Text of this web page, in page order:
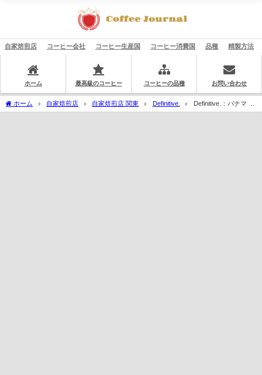
自家焙煎店 コーヒー会社 コーヒー生産国 コーヒー消費国 品種 精製方法
ホーム 最高級のコーヒー コーヒーの品種 お問い合わせ
ホーム 自家焙煎店 自家焙煎店 関東 Definitive.
Definitive.：パナマ ブ
ラック・ムーン コンステレーション ベスト・オブ・パナマ 2023年 バラエタルス部門